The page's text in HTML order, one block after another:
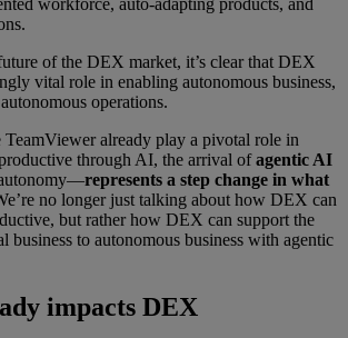
workforce, auto-adapting products, and
of the DEX market, it’s clear that DEX
vital role in enabling autonomous business,
operations.
already play a pivotal role in
through AI, the arrival ofagentic AI
represents a step change in what
no longer just talking about how DEX can
but rather how DEX can support the
business to autonomous business with agentic
impacts DEX